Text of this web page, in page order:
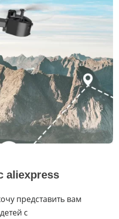
aliexpress
представить вам
с